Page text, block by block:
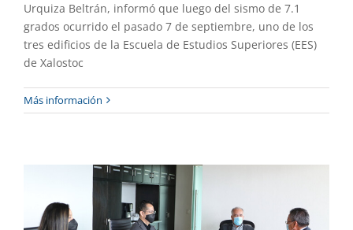
Urquiza Beltrán, informó que luego del sismo de 7.1
grados ocurrido el pasado 7 de septiembre, uno de los
tres edificios de la Escuela de Estudios Superiores (EES)
de Xalostoc
Más información
Crea la UAEM Unidad de Negocios y